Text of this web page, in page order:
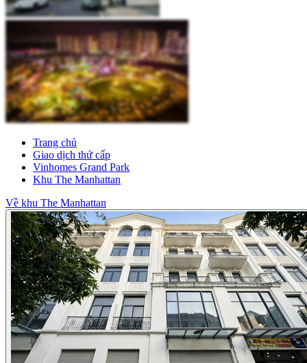
Trang chủ
Giao dịch thứ cấp
Vinhomes Grand Park
Khu The Manhattan
Về khu The Manhattan